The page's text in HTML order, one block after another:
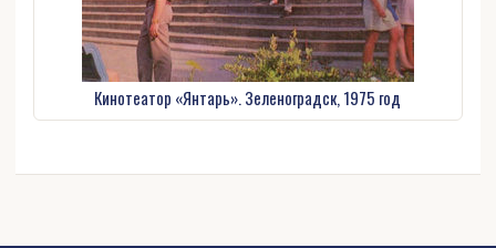
Кинотеатор «Янтарь». Зеленоградск, 1975 год